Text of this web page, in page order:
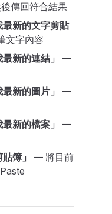
傳回符合結果
新的文字剪貼
文字內容
新的連結」
—
新的圖片」
—
新的檔案」
—
簿」
— 將目前